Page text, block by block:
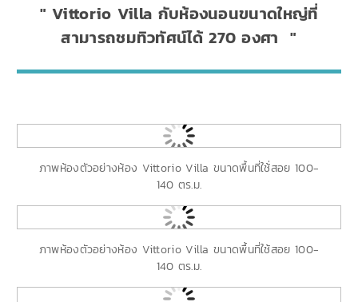
Vittorio Villa กับห้องนอนขนาดใหญ่ที่
สามารถชมทิวทัศน์ได้ 270 องศา
ภาพห้องตัวอย่างห้อง Vittorio Villa ขนาดพื้นที่ใช้่สอย 100-
140 ตร.ม.
ภาพห้องตัวอย่างห้อง Vittorio Villa ขนาดพื้นที่ใช้สอย 100-
140 ตร.ม.